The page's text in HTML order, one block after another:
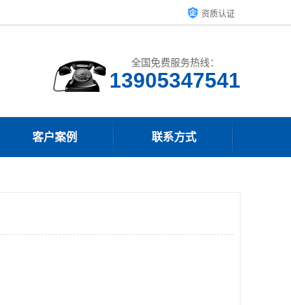
资质认证
全国免费服务热线：
13905347541
客户案例 联系方式